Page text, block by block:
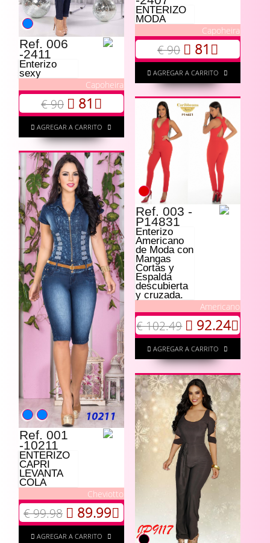
ENTERIZO
MODA
Capoheira
€ 90 81
AGREGAR A CARRITO
Ref. 006
-2411
Enterizo
sexy
Capoheira
€ 90 81
AGREGAR A CARRITO
Ref. 003 -
P14831
Enterizo
Americano
de Moda con
Mangas
Cortas y
Espalda
descubierta
y cruzada.
Americano
€ 102.49 92.24
AGREGAR A CARRITO
Ref. 001
-10211
ENTERIZO
CAPRI
LEVANTA
COLA
Cheviotto
€ 99.98 89.99
AGREGAR A CARRITO